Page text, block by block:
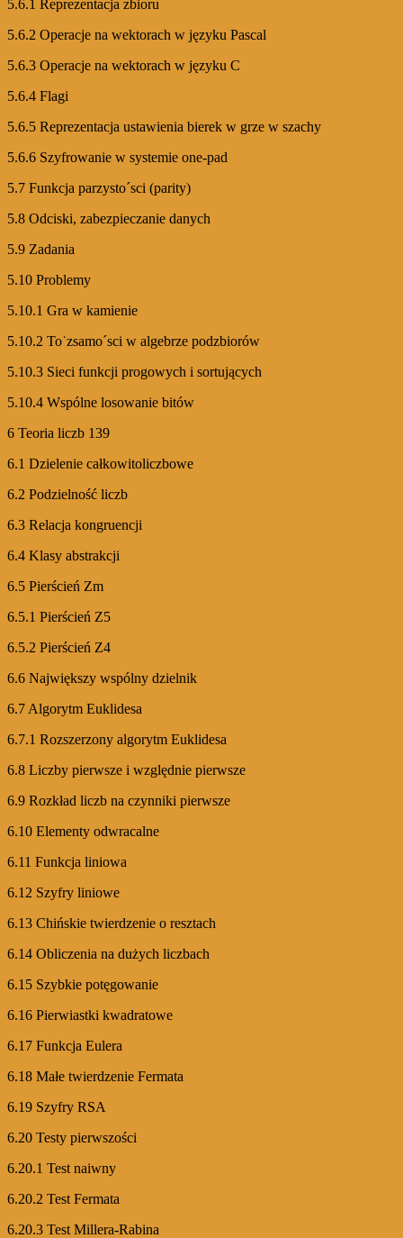
5.6.1 Reprezentacja zbioru
5.6.2 Operacje na wektorach w języku Pascal
5.6.3 Operacje na wektorach w języku C
5.6.4 Flagi
5.6.5 Reprezentacja ustawienia bierek w grze w szachy
5.6.6 Szyfrowanie w systemie one-pad
5.7 Funkcja parzysto´sci (parity)
5.8 Odciski, zabezpieczanie danych
5.9 Zadania
5.10 Problemy
5.10.1 Gra w kamienie
5.10.2 To˙zsamo´sci w algebrze podzbiorów
5.10.3 Sieci funkcji progowych i sortujących
5.10.4 Wspólne losowanie bitów
6 Teoria liczb 139
6.1 Dzielenie całkowitoliczbowe
6.2 Podzielność liczb
6.3 Relacja kongruencji
6.4 Klasy abstrakcji
6.5 Pierścień Zm
6.5.1 Pierścień Z5
6.5.2 Pierścień Z4
6.6 Największy wspólny dzielnik
6.7 Algorytm Euklidesa
6.7.1 Rozszerzony algorytm Euklidesa
6.8 Liczby pierwsze i względnie pierwsze
6.9 Rozkład liczb na czynniki pierwsze
6.10 Elementy odwracalne
6.11 Funkcja liniowa
6.12 Szyfry liniowe
6.13 Chińskie twierdzenie o resztach
6.14 Obliczenia na dużych liczbach
6.15 Szybkie potęgowanie
6.16 Pierwiastki kwadratowe
6.17 Funkcja Eulera
6.18 Małe twierdzenie Fermata
6.19 Szyfry RSA
6.20 Testy pierwszości
6.20.1 Test naiwny
6.20.2 Test Fermata
6.20.3 Test Millera-Rabina